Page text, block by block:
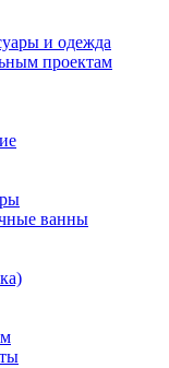
и одежда
проектам
ванны